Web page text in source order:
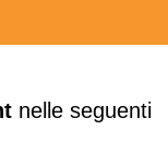
nelle seguenti